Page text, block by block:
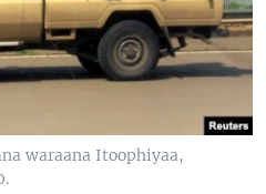
waraana Itoophiyaa,